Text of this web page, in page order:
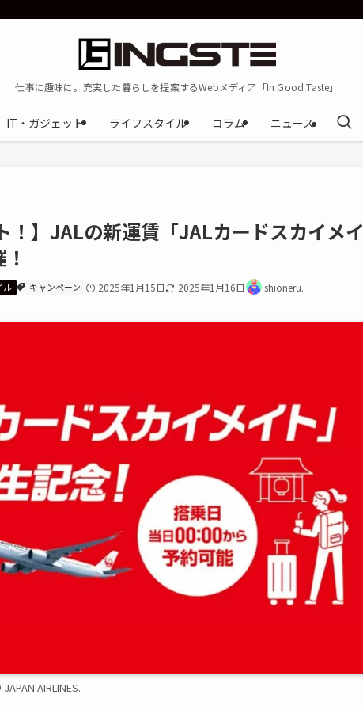
仕事に趣味に。充実した暮らしを提案するWebメディア「In Good Taste」
IT・ガジェット ライフスタイル コラム ニュース
】JALの新運賃「JALカードスカイメイ
ル キャンペーン 2025年1月15日 2025年1月16日 shioneru.
AIRLINES.